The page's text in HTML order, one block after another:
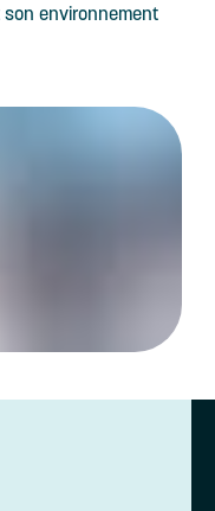
environnement